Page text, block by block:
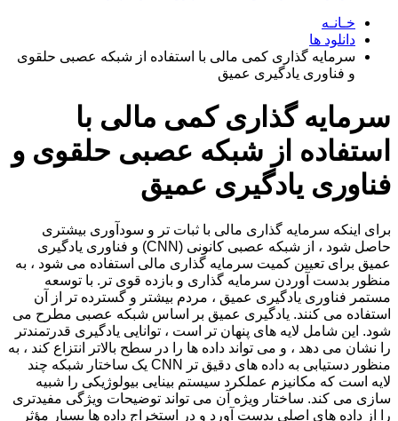
خـانـه
دانلود ها
سرمایه گذاری کمی مالی با استفاده از شبکه عصبی حلقوی
و فناوری یادگیری عمیق
سرمایه گذاری کمی مالی با
استفاده از شبکه عصبی حلقوی و
فناوری یادگیری عمیق
برای اینکه سرمایه گذاری مالی با ثبات تر و سودآوری بیشتری
حاصل شود ، از شبکه عصبی کانونی (CNN) و فناوری یادگیری
عمیق برای تعیین کمیت سرمایه گذاری مالی استفاده می شود ، به
منظور بدست آوردن سرمایه گذاری و بازده قوی تر. با توسعه
مستمر فناوری یادگیری عمیق ، مردم بیشتر و گسترده تر از آن
استفاده می کنند. یادگیری عمیق بر اساس شبکه عصبی مطرح می
شود. این شامل لایه های پنهان تر است ، توانایی یادگیری قدرتمندتر
را نشان می دهد ، و می تواند داده ها را در سطح بالاتر انتزاع کند ، به
منظور دستیابی به داده های دقیق تر CNN یک ساختار شبکه چند
لایه است که مکانیزم عملکرد سیستم بینایی بیولوژیکی را شبیه
سازی می کند. ساختار ویژه آن می تواند توضیحات ویژگی مفیدتری
را از داده های اصلی بدست آورد و در استخراج داده ها بسیار مؤثر